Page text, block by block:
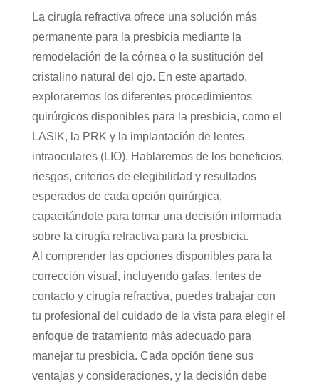
La cirugía refractiva ofrece una solución más
permanente para la presbicia mediante la
remodelación de la córnea o la sustitución del
cristalino natural del ojo. En este apartado,
exploraremos los diferentes procedimientos
quirúrgicos disponibles para la presbicia, como el
LASIK, la PRK y la implantación de lentes
intraoculares (LIO). Hablaremos de los beneficios,
riesgos, criterios de elegibilidad y resultados
esperados de cada opción quirúrgica,
capacitándote para tomar una decisión informada
sobre la cirugía refractiva para la presbicia.
Al comprender las opciones disponibles para la
corrección visual, incluyendo gafas, lentes de
contacto y cirugía refractiva, puedes trabajar con
tu profesional del cuidado de la vista para elegir el
enfoque de tratamiento más adecuado para
manejar tu presbicia. Cada opción tiene sus
ventajas y consideraciones, y la decisión debe